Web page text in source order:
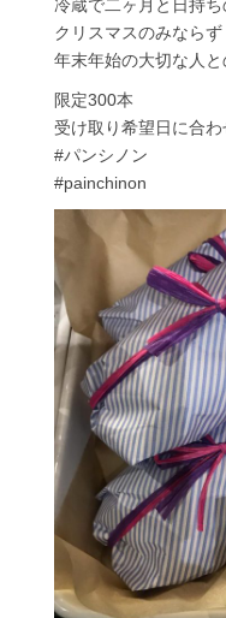
冷蔵で二ヶ月と日持ち
クリスマスのみならず
年末年始の大切な人と
限定300本
受け取り希望日に合
#パンシノン
#painchinon